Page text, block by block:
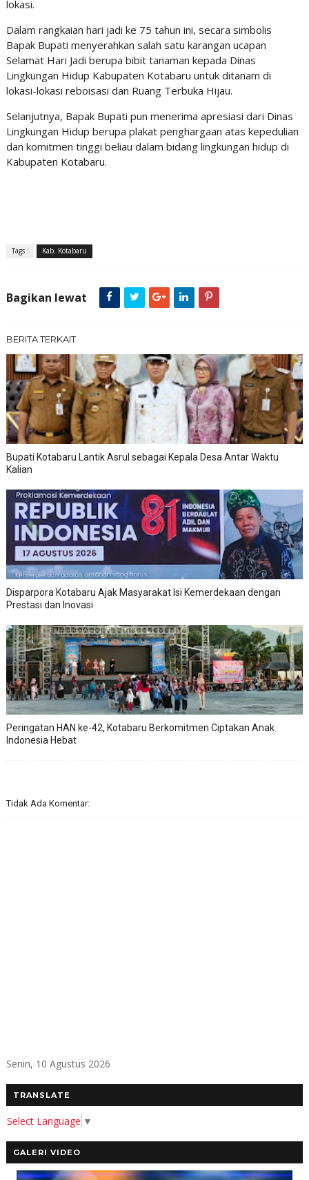
lokasi.
Dalam rangkaian hari jadi ke 75 tahun ini, secara simbolis
Bapak Bupati menyerahkan salah satu karangan ucapan
Selamat Hari Jadi berupa bibit tanaman kepada Dinas
Lingkungan Hidup Kabupaten Kotabaru untuk ditanam di
lokasi-lokasi reboisasi dan Ruang Terbuka Hijau.
Selanjutnya, Bapak Bupati pun menerima apresiasi dari Dinas
Lingkungan Hidup berupa plakat penghargaan atas kepedulian
dan komitmen tinggi beliau dalam bidang lingkungan hidup di
Kabupaten Kotabaru.
Tags : Kab. Kotabaru
Bagikan lewat
BERITA TERKAIT
Bupati Kotabaru Lantik Asrul sebagai Kepala Desa Antar Waktu
Kalian
Disparpora Kotabaru Ajak Masyarakat Isi Kemerdekaan dengan
Prestasi dan Inovasi
Peringatan HAN ke-42, Kotabaru Berkomitmen Ciptakan Anak
Indonesia Hebat
Tidak Ada Komentar:
Senin, 10 Agustus 2026
TRANSLATE
Select Language ▼
GALERI VIDEO